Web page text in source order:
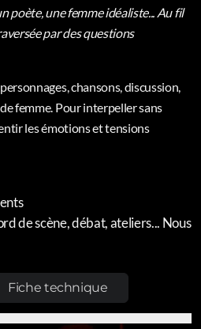
poète, une femme idéaliste... Au fil
par des questions
chansons, discussion,
femme. Pour interpeller sans
les émotions et tensions
adolescents
de scène, débat, ateliers... Nous
Fiche technique